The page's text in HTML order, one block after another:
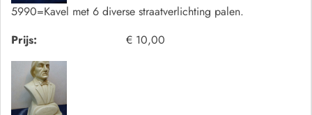
5990=Kavel met 6 diverse straatverlichting palen.
Prijs:
€ 10,00